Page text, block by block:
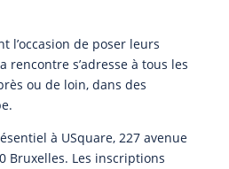
l’occasion de poser leurs
rencontre s’adresse à tous les
ou de loin, dans des
à USquare, 227 avenue
Bruxelles. Les inscriptions